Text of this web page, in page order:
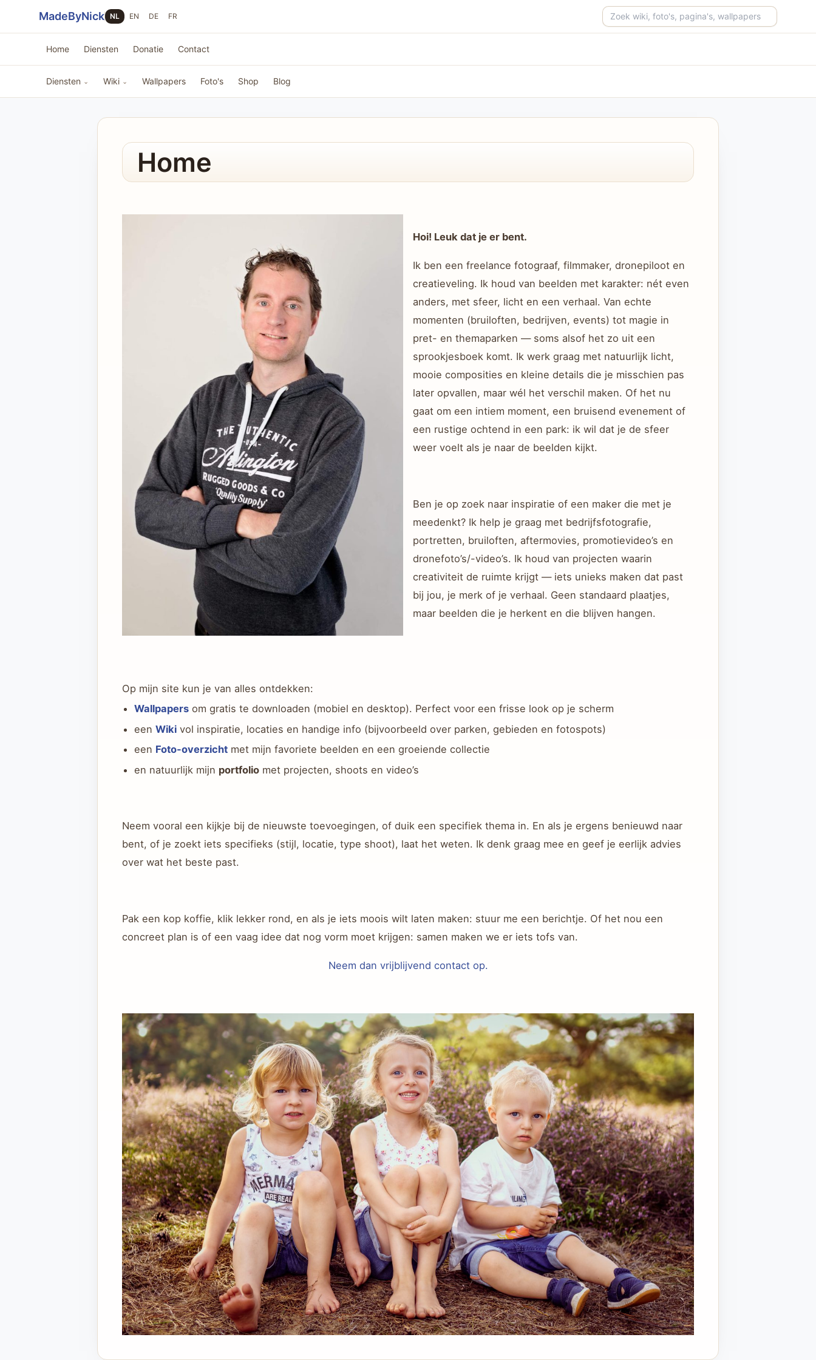
MadeByNick NL EN DE FR Zoeken op de site
Home Diensten Donatie Contact
Diensten ⌄ Wiki ⌄ Wallpapers Foto's Shop Blog
Home
Hoi! Leuk dat je er bent.
Ik ben een freelance fotograaf, filmmaker, dronepiloot en
creatieveling. Ik houd van beelden met karakter: nét even
anders, met sfeer, licht en een verhaal. Van echte
momenten (bruiloften, bedrijven, events) tot magie in
pret- en themaparken — soms alsof het zo uit een
sprookjesboek komt. Ik werk graag met natuurlijk licht,
mooie composities en kleine details die je misschien pas
later opvallen, maar wél het verschil maken. Of het nu
gaat om een intiem moment, een bruisend evenement of
een rustige ochtend in een park: ik wil dat je de sfeer
weer voelt als je naar de beelden kijkt.
Ben je op zoek naar inspiratie of een maker die met je
meedenkt? Ik help je graag met bedrijfsfotografie,
portretten, bruiloften, aftermovies, promotievideo’s en
dronefoto’s/-video’s. Ik houd van projecten waarin
creativiteit de ruimte krijgt — iets unieks maken dat past
bij jou, je merk of je verhaal. Geen standaard plaatjes,
maar beelden die je herkent en die blijven hangen.
Op mijn site kun je van alles ontdekken:
Wallpapers om gratis te downloaden (mobiel en desktop). Perfect voor een frisse look op je scherm
een Wiki vol inspiratie, locaties en handige info (bijvoorbeeld over parken, gebieden en fotospots)
een Foto-overzicht met mijn favoriete beelden en een groeiende collectie
en natuurlijk mijn portfolio met projecten, shoots en video’s
Neem vooral een kijkje bij de nieuwste toevoegingen, of duik een specifiek thema in. En als je ergens benieuwd naar
bent, of je zoekt iets specifieks (stijl, locatie, type shoot), laat het weten. Ik denk graag mee en geef je eerlijk advies
over wat het beste past.
Pak een kop koffie, klik lekker rond, en als je iets moois wilt laten maken: stuur me een berichtje. Of het nou een
concreet plan is of een vaag idee dat nog vorm moet krijgen: samen maken we er iets tofs van.
Neem dan vrijblijvend contact op.